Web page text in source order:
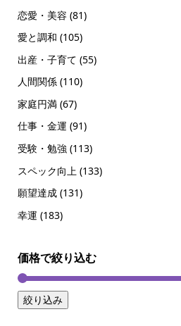
恋愛・美容 (81)
愛と調和 (105)
出産・子育て (55)
人間関係 (110)
家庭円満 (67)
仕事・金運 (91)
受験・勉強 (113)
スペック向上 (133)
願望達成 (131)
幸運 (183)
価格で絞り込む
絞り込み